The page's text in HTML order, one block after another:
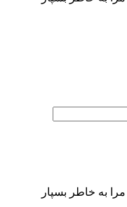
مرا به خاطر بسپار